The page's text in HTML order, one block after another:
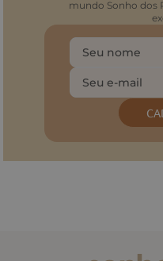
mundo Sonho dos